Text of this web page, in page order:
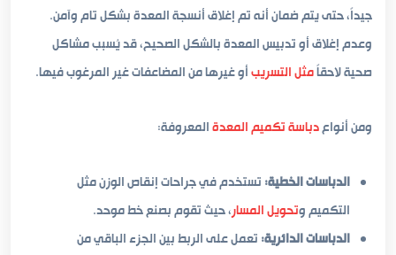
جيداً، حتى يتم ضمان أنه تم إغلاق أنسجة المعدة بشكل تام وآمن.
وعدم إغلاق أو تدبيس المعدة بالشكل الصحيح، قد يُسبب مشاكل
صحية لاحقاًمثل التسريبأو غيرها من المضاعفات غير المرغوب فيها.
ومن أنواعدباسة تكميم المعدةالمعروفة:
الدباسات الخطية: تستخدم في جراحات إنقاص الوزن مثل
التكميم وتحويل المسار، حيث تقوم بصنع خط موحد.
الدباسات الدائرية: تعمل على الربط بين الجزء الباقي من